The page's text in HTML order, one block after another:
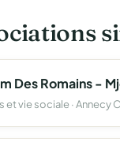
Des Romains -
et vie sociale · Annecy